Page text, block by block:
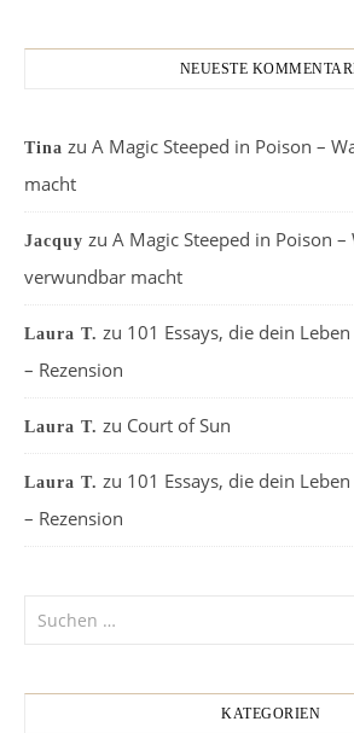
NEUESTE
Tina zu A Magic Steeped in Poison –
macht
Jacquy zu A Magic Steeped in Poison –
verwundbar macht
Laura T. zu 101 Essays, die dein
– Rezension
Laura T. zu Court of Sun
Laura T. zu 101 Essays, die dein
– Rezension
KATEGORIEN